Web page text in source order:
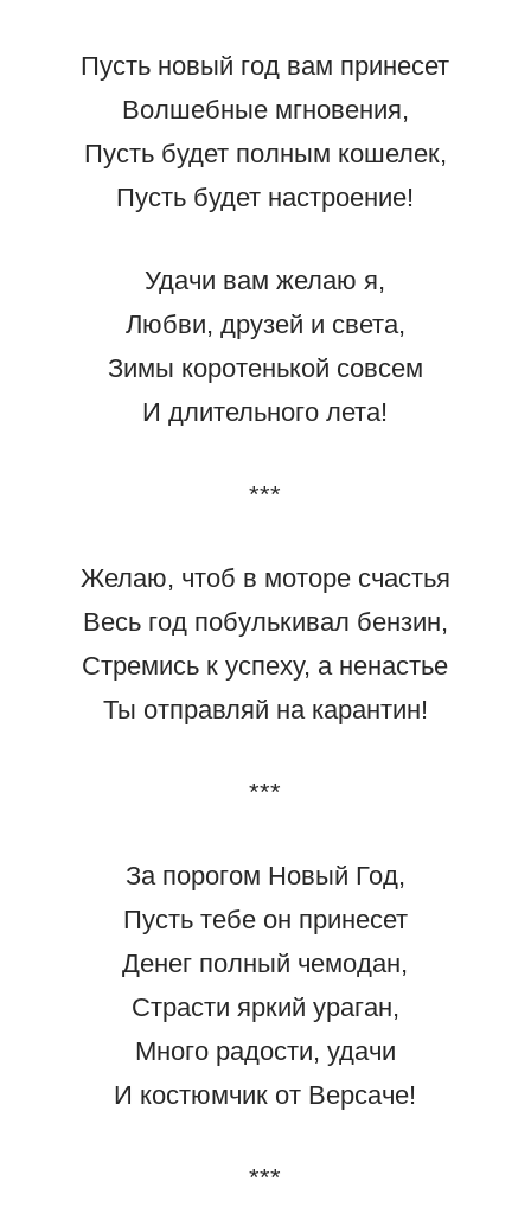
Пусть новый год вам принесет
Волшебные мгновения,
Пусть будет полным кошелек,
Пусть будет настроение!
Удачи вам желаю я,
Любви, друзей и света,
Зимы коротенькой совсем
И длительного лета!
***
Желаю, чтоб в моторе счастья
Весь год побулькивал бензин,
Стремись к успеху, а ненастье
Ты отправляй на карантин!
***
За порогом Новый Год,
Пусть тебе он принесет
Денег полный чемодан,
Страсти яркий ураган,
Много радости, удачи
И костюмчик от Версаче!
***